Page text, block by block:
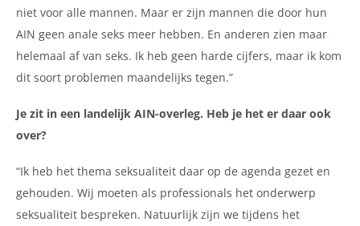
niet voor alle mannen. Maar er zijn mannen die door hun
AIN geen anale seks meer hebben. En anderen zien maar
helemaal af van seks. Ik heb geen harde cijfers, maar ik kom
dit soort problemen maandelijks tegen.”
Je zit in een landelijk AIN-overleg. Heb je het er daar ook
over?
“Ik heb het thema seksualiteit daar op de agenda gezet en
gehouden. Wij moeten als professionals het onderwerp
seksualiteit bespreken. Natuurlijk zijn we tijdens het